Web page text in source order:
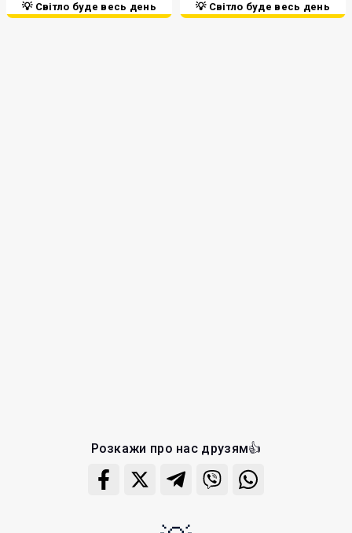
💡 Світло буде весь день 💡 Світло буде весь день
Розкажи про нас друзям👍